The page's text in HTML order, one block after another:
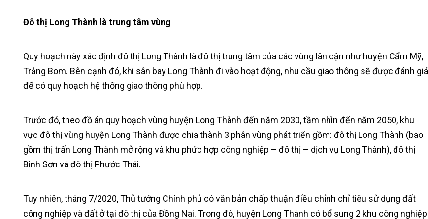
Đô thị Long Thành là trung tâm vùng
Quy hoạch này xác định đô thị Long Thành là đô thị trung tâm của các vùng lân cận như huyện Cẩm Mỹ,
Trảng Bom. Bên cạnh đó, khi sân bay Long Thành đi vào hoạt động, nhu cầu giao thông sẽ được đánh giá
để có quy hoạch hệ thống giao thông phù hợp.
Trước đó, theo đồ án quy hoạch vùng huyện Long Thành đến năm 2030, tầm nhìn đến năm 2050, khu
vực đô thị vùng huyện Long Thành được chia thành 3 phân vùng phát triển gồm: đô thị Long Thành (bao
gồm thị trấn Long Thành mở rộng và khu phức hợp công nghiệp – đô thị – dịch vụ Long Thành), đô thị
Bình Sơn và đô thị Phước Thái.
Tuy nhiên, tháng 7/2020, Thủ tướng Chính phủ có văn bản chấp thuận điều chỉnh chỉ tiêu sử dụng đất
công nghiệp và đất ở tại đô thị của Đồng Nai. Trong đó, huyện Long Thành có bổ sung 2 khu công nghiệp